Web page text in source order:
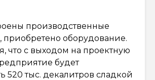
производственные
оборудование.
что с выходом на проектную
будет
520 тыс. декалитров сладкой